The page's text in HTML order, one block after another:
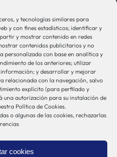
y tecnologías similares para
y con fines estadísticos; identificar y
y mostrar contenido en redes
contenidos publicitarios y no
personalizada con base en analítica y
de los anteriores; utilizar
y desarrollar y mejorar
relacionada con la navegación, salvo
explícito (para perfilado y
una autorización para su instalación de
Política de Cookies.
o algunas de las cookies, rechazarlas
cookies
sistemak.eus